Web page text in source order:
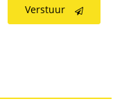
Verstuur